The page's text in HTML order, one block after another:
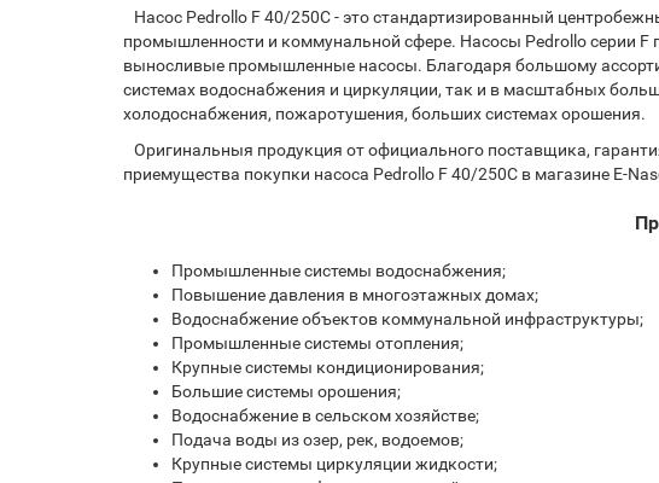
Насос Pedrollo F 40/250C - это стандартизированный
промышленности и коммунальной сфере. Насоcы Pedrollo серии F
выносливые промышленные насосы. Благодаря большому
системах водоснабжения и циркуляции, так и в масштабных
холодоснабжения, пожаротушения, больших системах орошения.
Оригинальныя продукция от официального поставщика,
приемущества покупки насоса Pedrollo F 40/250C в магазине E-
Промышленные системы водоснабжения;
Повышение давления в многоэтажных домах;
Водоснабжение объектов коммунальной инфраструктуры;
Промышленные системы отопления;
Крупные системы кондиционирования;
Большие системы орошения;
Водоснабжение в сельском хозяйстве;
Подача воды из озер, рек, водоемов;
Крупные системы циркуляции жидкости;